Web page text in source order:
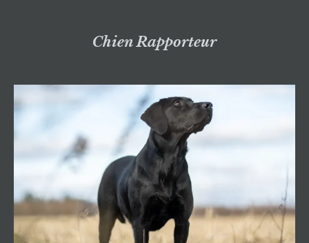
Chien Rapporteur